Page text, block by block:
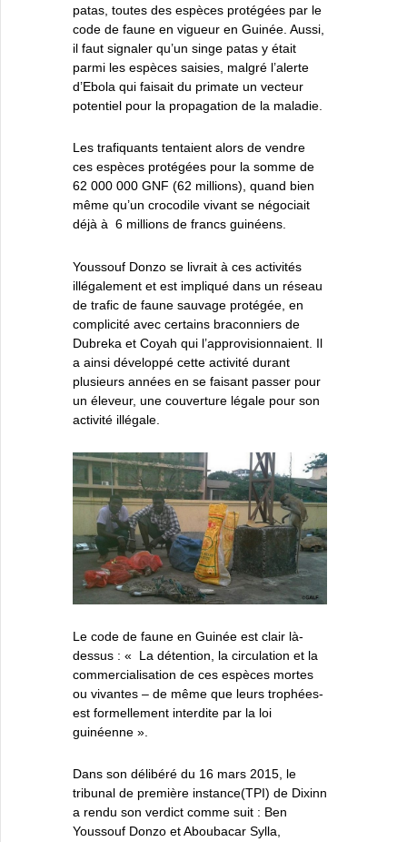
patas, toutes des espèces protégées par le
code de faune en vigueur en Guinée. Aussi,
il faut signaler qu’un singe patas y était
parmi les espèces saisies, malgré l’alerte
d’Ebola qui faisait du primate un vecteur
potentiel pour la propagation de la maladie.
Les trafiquants tentaient alors de vendre
ces espèces protégées pour la somme de
62 000 000 GNF (62 millions), quand bien
même qu’un crocodile vivant se négociait
déjà à 6 millions de francs guinéens.
Youssouf Donzo se livrait à ces activités
illégalement et est impliqué dans un réseau
de trafic de faune sauvage protégée, en
complicité avec certains braconniers de
Dubreka et Coyah qui l’approvisionnaient. Il
a ainsi développé cette activité durant
plusieurs années en se faisant passer pour
un éleveur, une couverture légale pour son
activité illégale.
Le code de faune en Guinée est clair là-
dessus : « La détention, la circulation et la
commercialisation de ces espèces mortes
ou vivantes – de même que leurs trophées-
est formellement interdite par la loi
guinéenne ».
Dans son délibéré du 16 mars 2015, le
tribunal de première instance(TPI) de Dixinn
a rendu son verdict comme suit : Ben
Youssouf Donzo et Aboubacar Sylla,